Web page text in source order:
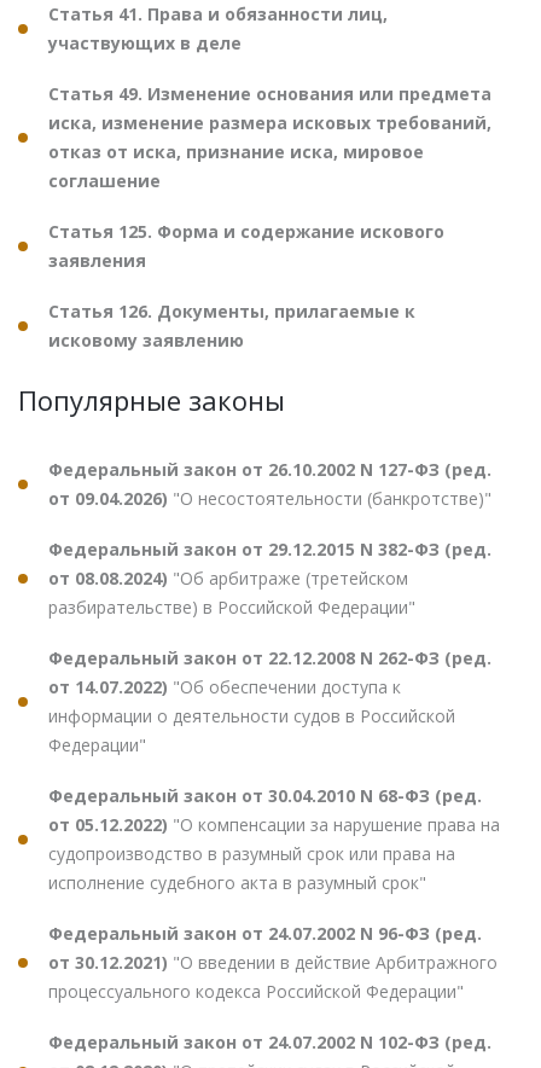
Статья 41. Права и обязанности лиц,
участвующих в деле
Статья 49. Изменение основания или предмета
иска, изменение размера исковых требований,
отказ от иска, признание иска, мировое
соглашение
Статья 125. Форма и содержание искового
заявления
Статья 126. Документы, прилагаемые к
исковому заявлению
Популярные законы
Федеральный закон от 26.10.2002 N 127-ФЗ (ред.
от 09.04.2026) "О несостоятельности (банкротстве)"
Федеральный закон от 29.12.2015 N 382-ФЗ (ред.
от 08.08.2024) "Об арбитраже (третейском
разбирательстве) в Российской Федерации"
Федеральный закон от 22.12.2008 N 262-ФЗ (ред.
от 14.07.2022) "Об обеспечении доступа к
информации о деятельности судов в Российской
Федерации"
Федеральный закон от 30.04.2010 N 68-ФЗ (ред.
от 05.12.2022) "О компенсации за нарушение права на
судопроизводство в разумный срок или права на
исполнение судебного акта в разумный срок"
Федеральный закон от 24.07.2002 N 96-ФЗ (ред.
от 30.12.2021) "О введении в действие Арбитражного
процессуального кодекса Российской Федерации"
Федеральный закон от 24.07.2002 N 102-ФЗ (ред.